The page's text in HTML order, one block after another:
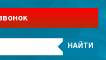
НАЙТИ